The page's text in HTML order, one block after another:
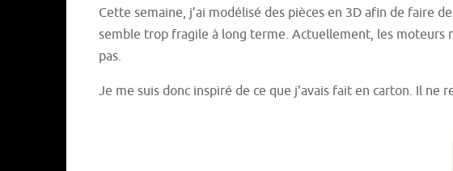
Cette semaine, j’ai modélisé des pièces en 3D afin de faire
semble trop fragile à long terme. Actuellement, les moteurs
pas.
Je me suis donc inspiré de ce que j’avais fait en carton. Il ne